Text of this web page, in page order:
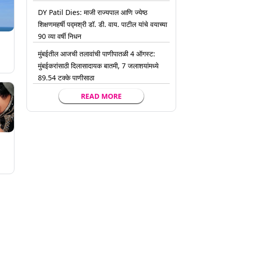
DY Patil Dies: माजी राज्यपाल आणि ज्येष्ठ
शिक्षणमहर्षी पद्मश्री डॉ. डी. वाय. पाटील यांचे वयाच्या
90 व्या वर्षी निधन
मुंबईतील आजची तलावांची पाणीपातळी 4 ऑगस्ट:
मुंबईकरांसाठी दिलासादायक बातमी, 7 जलाशयांमध्ये
89.54 टक्के पाणीसाठा
READ MORE